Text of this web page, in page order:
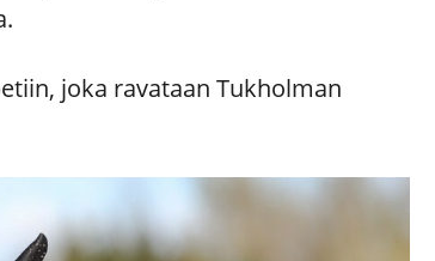
joka ravataan Tukholman